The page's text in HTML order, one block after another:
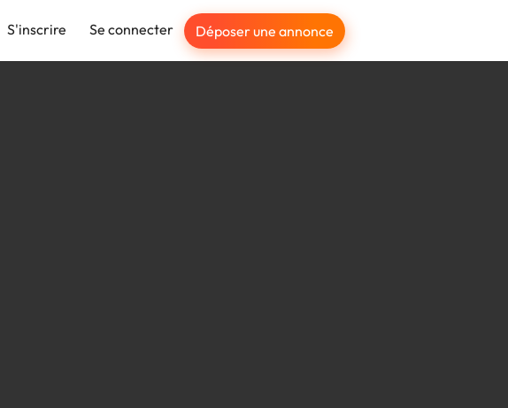
S'inscrire Se connecter Déposer une annonce